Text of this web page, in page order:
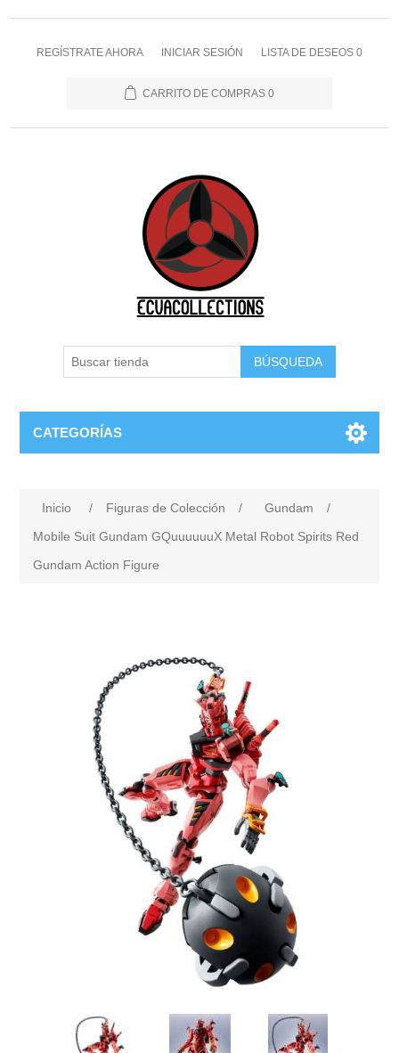
REGÍSTRATE AHORA INICIAR SESIÓN LISTA DE DESEOS 0
CARRITO DE COMPRAS 0
BÚSQUEDA
CATEGORÍAS
Inicio / Figuras de Colección / Gundam
/
Mobile Suit Gundam GQuuuuuuX Metal Robot Spirits Red
Gundam Action Figure